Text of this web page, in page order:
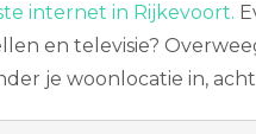
internet in Rijkevoort.
en televisie?
je woonlocatie in,